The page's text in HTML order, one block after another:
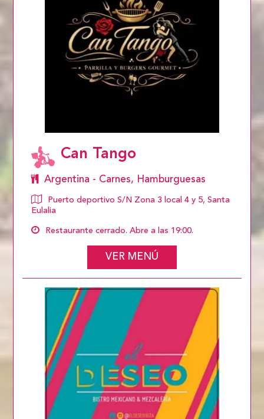
Can Tango
Argentina - Carnes, Hamburguesas
Puerto deportivo S/N Zona 3 local 4 y 5, Santa
Eulalia
Restaurante cerrado. Abre a las 19:00.
VER MENÚ